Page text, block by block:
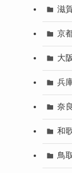
滋
京
大
兵
奈
和
鳥